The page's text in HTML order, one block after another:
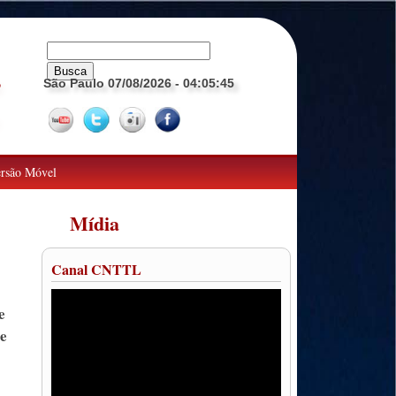
São Paulo 07/08/2026 - 04:05:46
Móvel
Mídia
Canal CNTTL